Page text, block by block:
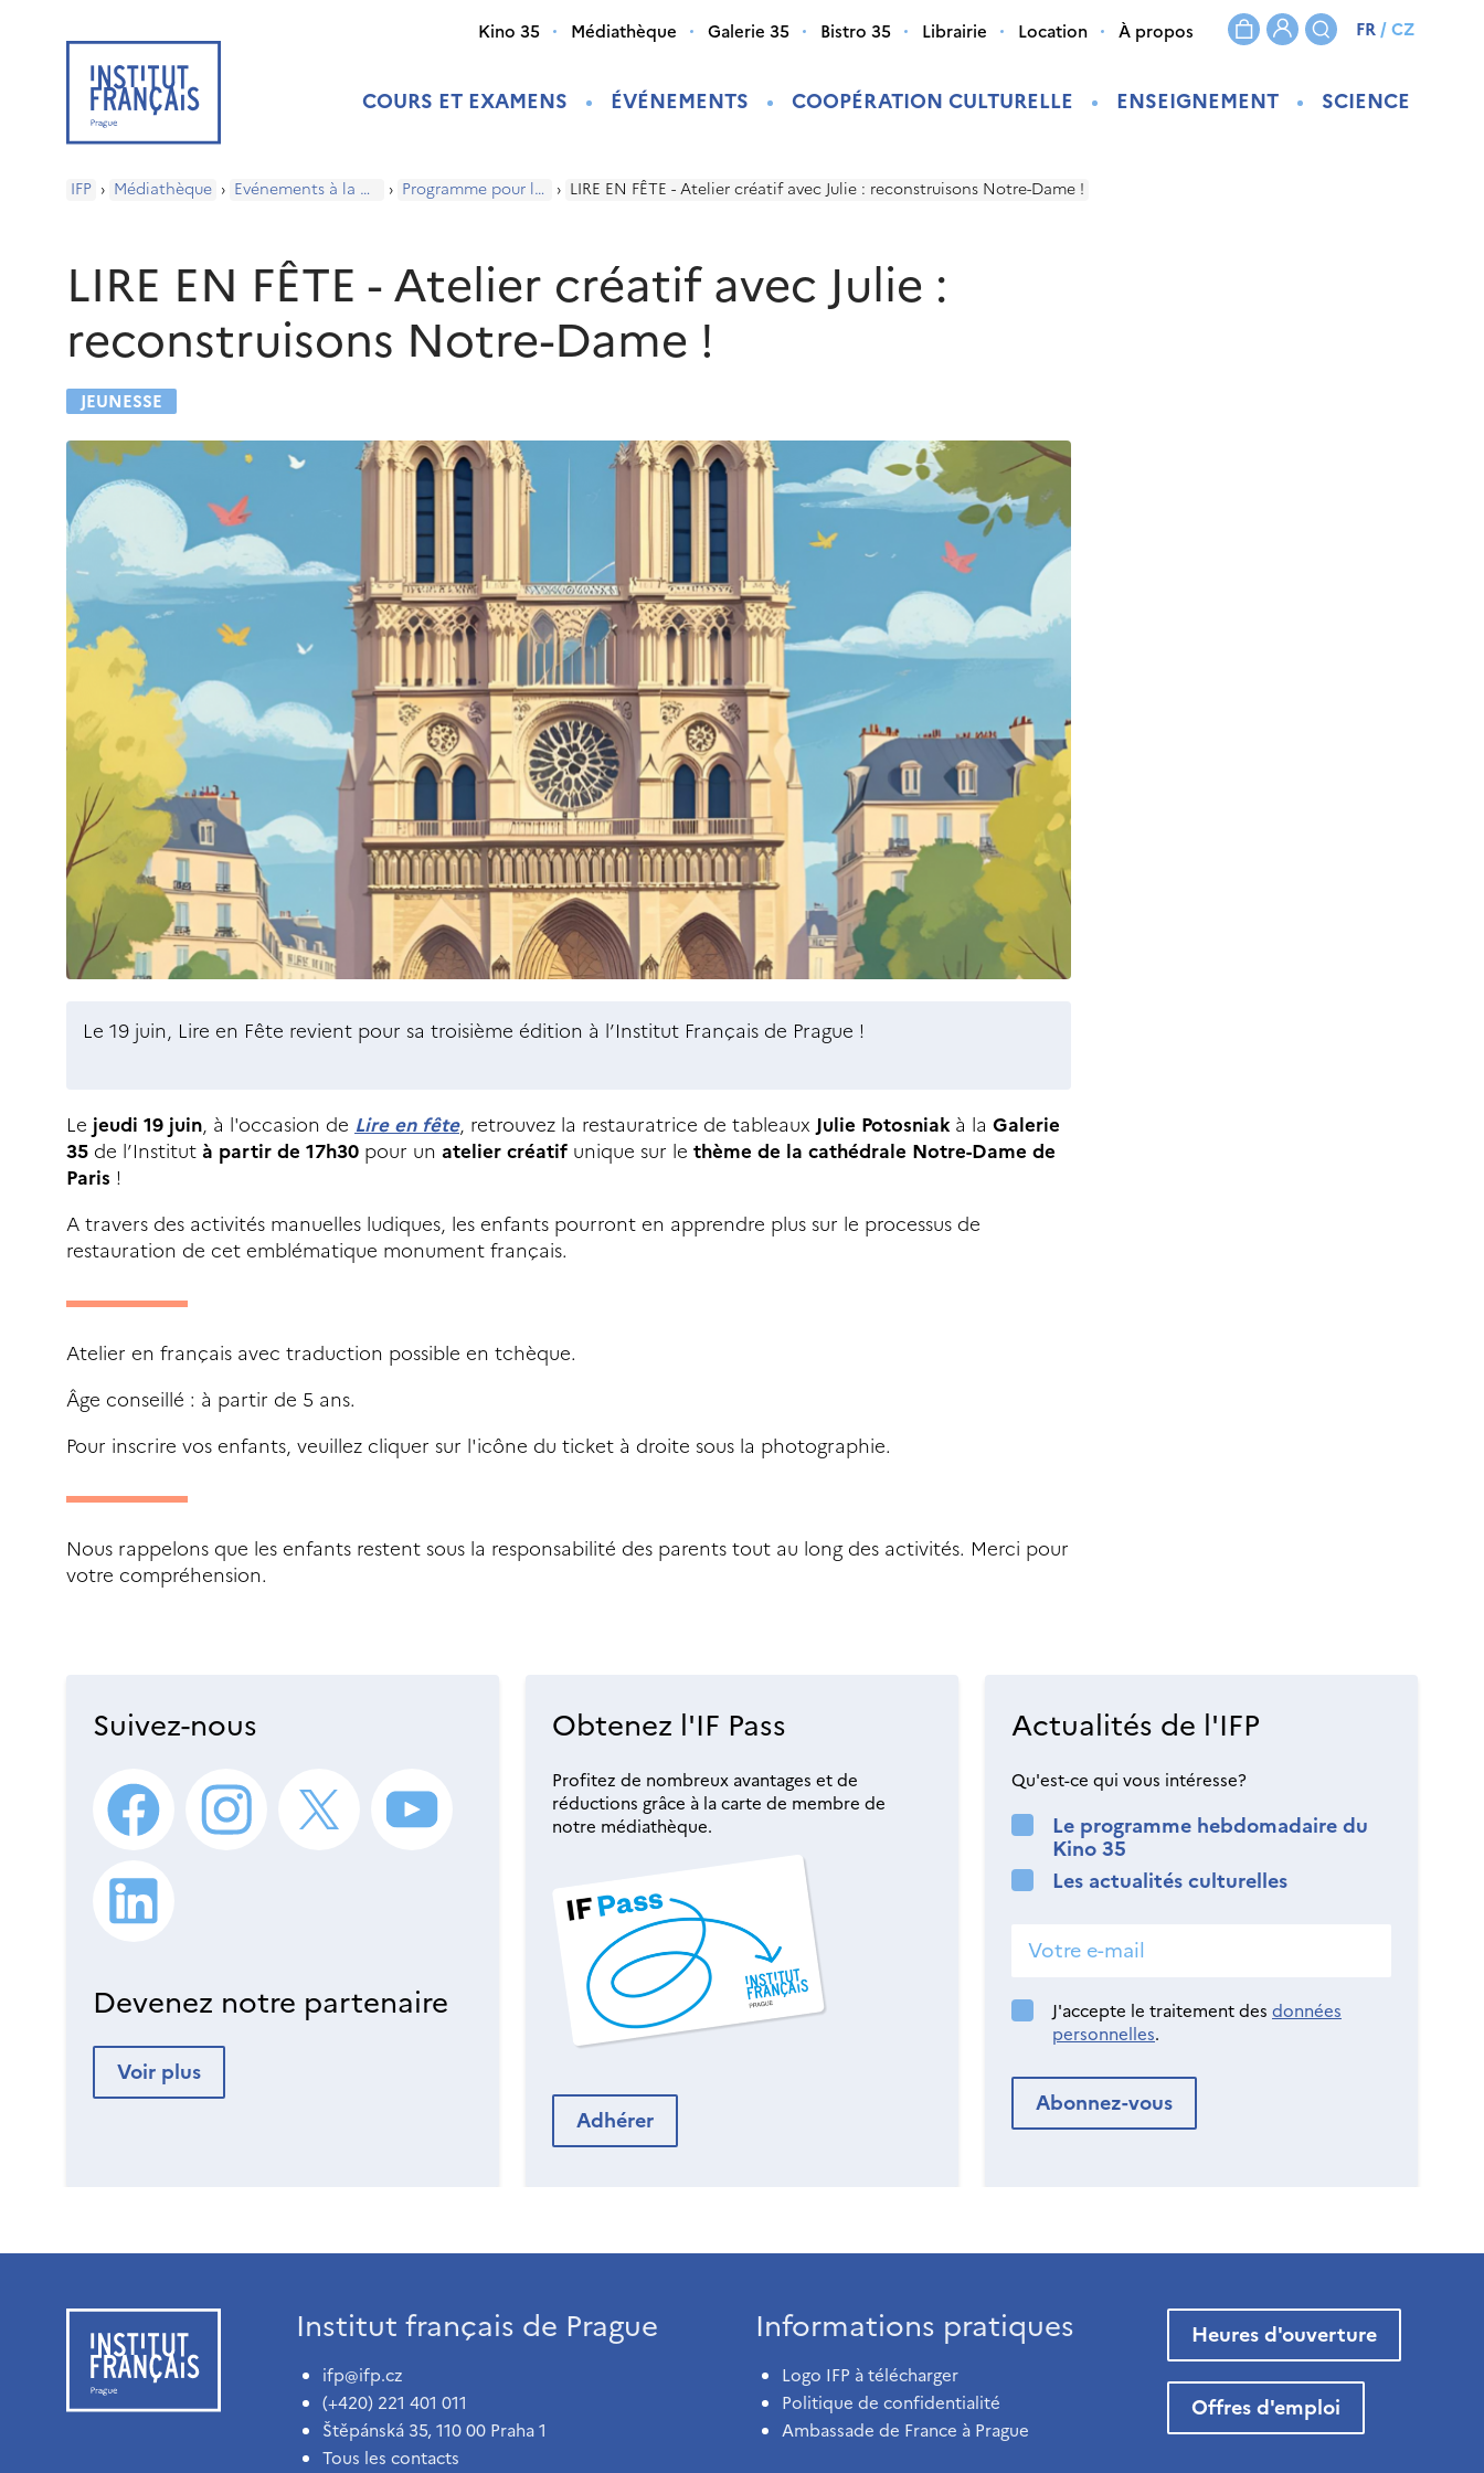
COURS ET EXAMENS ÉVÉNEMENTS COOPÉRATION CULTURELLE ENSEIGNEMENT SCIENCE
Kino 35 Médiathèque Galerie 35 Bistro 35 Librairie Location À propos FR/CZ
IFP › Médiathèque › Evénements à la médiathèque › Programme pour les enfants › LIRE EN FÊTE - Atelier créatif avec Julie : reconstruisons Notre-Dame !
LIRE EN FÊTE - Atelier créatif avec Julie :
reconstruisons Notre-Dame !
JEUNESSE
Le 19 juin, Lire en Fête revient pour sa troisième édition à l’Institut Français de Prague !
Le jeudi 19 juin, à l'occasion de Lire en fête, retrouvez la restauratrice de tableaux Julie Potosniak à la Galerie
35 de l’Institutà partir de 17h30 pour un atelier créatif unique sur le thème de la cathédrale Notre-Dame de
Paris !
A travers des activités manuelles ludiques, les enfants pourront en apprendre plus sur le processus de
restauration de cet emblématique monument français.
Atelier en français avec traduction possible en tchèque.
Âge conseillé : à partir de 5 ans.
Pour inscrire vos enfants, veuillez cliquer sur l'icône du ticket à droite sous la photographie.
Nous rappelons que les enfants restent sous la responsabilité des parents tout au long des activités. Merci pour
votre compréhension.
Suivez-nous
Devenez notre partenaire
Voir plus
Obtenez l'IF Pass
Profitez de nombreux avantages et de
réductions grâce à la carte de membre de
notre médiathèque.
Adhérer
Actualités de l'IFP
Qu'est-ce qui vous intéresse?
Le programme hebdomadaire du
Kino 35
Les actualités culturelles
J'accepte le traitement des données
personnelles.
Institut français de Prague
ifp@ifp.cz
(+420) 221 401 011
Štěpánská 35, 110 00 Praha 1
Tous les contacts
Informations pratiques
Logo IFP à télécharger
Politique de confidentialité
Ambassade de France à Prague
Heures d'ouverture
Offres d'emploi